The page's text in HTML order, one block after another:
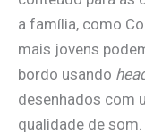
a família, como
mais jovens
bordo usando
desenhados com
qualidade de